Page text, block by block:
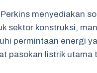
menyediakan
sektor konstruksi,
permintaan energi
pasokan listrik utama